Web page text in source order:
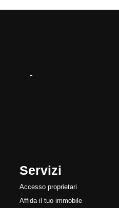
Servizi
Accesso proprietari
Affida il tuo immobile